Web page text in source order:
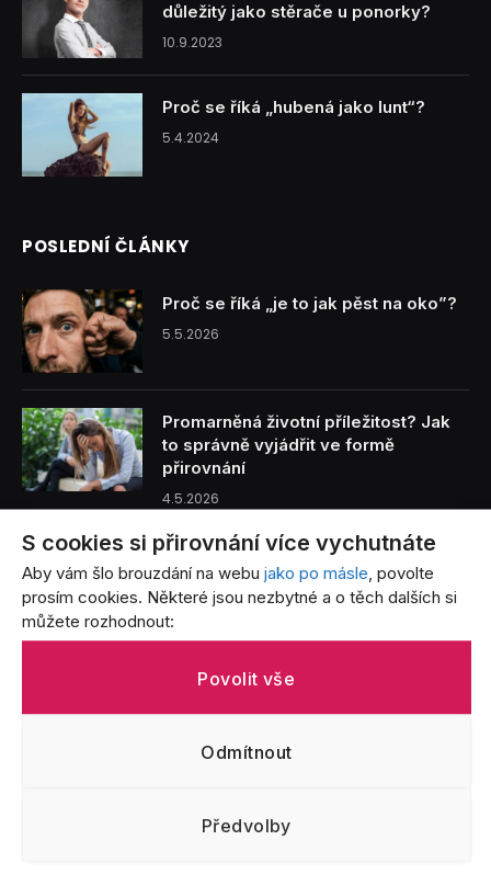
S cookies si přirovnání více vychutnáte
Aby vám šlo brouzdání na webu jako po másle , povolte
prosím cookies. Některé jsou nezbytné a o těch dalších si
můžete rozhodnout:
Povolit vše
Odmítnout
Předvolby
důležitý jako stěrače u ponorky?
10.9.2023
Proč se říká „hubená jako lunt“?
5.4.2024
POSLEDNÍ ČLÁNKY
Proč se říká „je to jak pěst na oko”?
5.5.2026
Promarněná životní příležitost? Jak
to správně vyjádřit ve formě
přirovnání
4.5.2026
Benzín je tak drahý, že… Přirovnání,
která vystihují bolest každého řidiče
3.5.2026
Život s batoletem v přirovnáních: Od